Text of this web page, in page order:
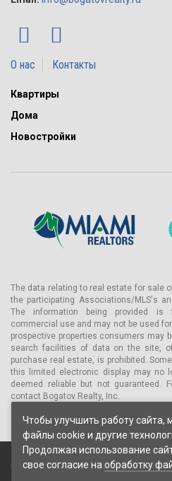
О нас Контакты
Квартиры
Дома
Новостройки
The data relating to real estate for sale
the participating Associations/MLS's
The information being provided is
commercial use and may not be used
prospective properties consumers may
search facilities of data on the site,
purchase real estate, is prohibited.
this limited electronic display may no
deemed reliable but not guaranteed.
contact Bogatov Realty, Inc.
Чтобы улучшить работу сайта,
файлы cookie и другие
Продолжая использование
свое согласие на обработку
© 2026 Bogatov Realty Inc. Все